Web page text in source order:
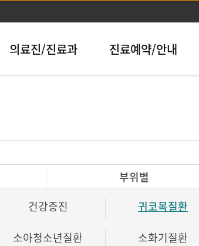
의료진/진료과 진료예약/안내
부위별
건강증진 귀코목질환
소아청소년질환 소화기질환